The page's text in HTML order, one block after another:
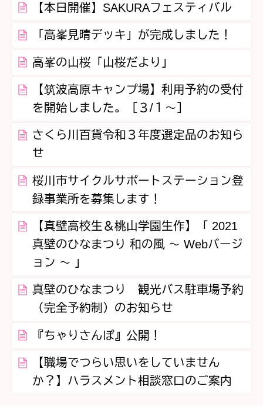
【本日開催】SAKURAフェスティバル
「高峯見晴デッキ」が完成しました！
高峯の山桜「山桜だより」
【筑波高原キャンプ場】利用予約の受付
を開始しました。［３/１～］
さくら川百貨令和３年度選定品のお知ら
せ
桜川市サイクルサポートステーション登
録事業所を募集します！
【真壁高校生＆桃山学園生作】「 2021
真壁のひなまつり 和の風 ～ Webバージ
ョン ～ 」
真壁のひなまつり 観光バス駐車場予約
（完全予約制）のお知らせ
『ちゃりさんぽ』公開！
【職場でつらい思いをしていません
か？】ハラスメント相談窓口のご案内